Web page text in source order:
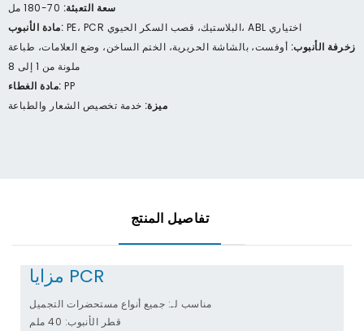
سعة التعبئة: 70-180 مل
مادة الأنبوب:
PE، PCR البلاستيك، قصب السكر الحيوي، ABL اختياري
زخرفة الأنبوب: أوفست، بالشاشة الحريرية، الختم الساخن، وضع العلامات، طباعة
ملونة من 1 إلى 8
مادة الغطاء:PP
ميزة: خدمة تخصيص الشعار والطباعة
تفاصيل المنتج
مزايا PCR
مناسب لـ: جميع أنواع مستحضرات التجميل
قطر الأنبوب: 40 ملم